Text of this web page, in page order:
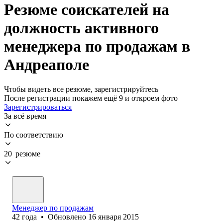
Резюме соискателей на
должность активного
менеджера по продажам в
Андреаполе
Чтобы видеть все резюме, зарегистрируйтесь
После регистрации покажем ещё 9 и откроем фото
Зарегистрироваться
За всё время
По соответствию
20 резюме
Менеджер по продажам
42 года • Обновлено 16 января 2015